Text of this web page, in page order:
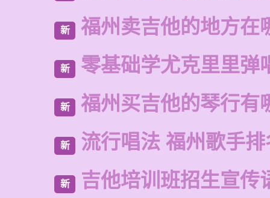
新 福州卖吉他的地方在
新 零基础学尤克里里弹
新 福州买吉他的琴行有
新 流行唱法 福州歌手
新 吉他培训班招生宣传